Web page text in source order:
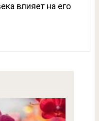
влияет на его